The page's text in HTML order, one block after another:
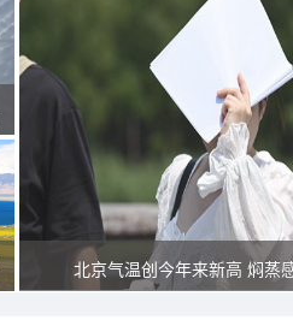
北京气温创今年来新高 焖蒸